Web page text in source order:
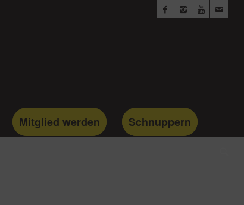
Mitglied werden
Schnuppern